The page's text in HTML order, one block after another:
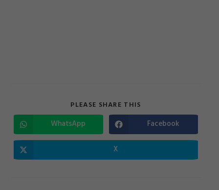
PLEASE SHARE THIS
CONTENT
Opens
in
a
WhatsApp Opens
in
a
Facebook
Opens
in
X